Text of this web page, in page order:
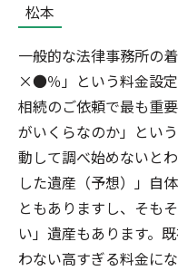
松本
一般的な法律事務所の
×●％」という料金設定
相続のご依頼で最も重
がいくらなのか」とい
動して調べ始めないと
した遺産（予想）」自
ともありますし、そも
い」遺産もあります。
わない高すぎる料金に